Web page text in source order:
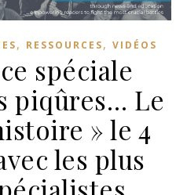
, RESSOURCES, VIDÉOS
spéciale
piqûres… Le
» le 4
les plus